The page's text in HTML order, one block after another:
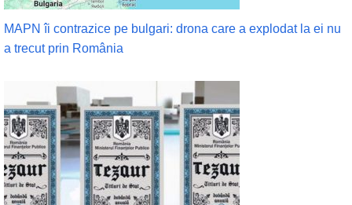
MAPN îi contrazice pe bulgari: drona care a explodat la ei nu
a trecut prin România